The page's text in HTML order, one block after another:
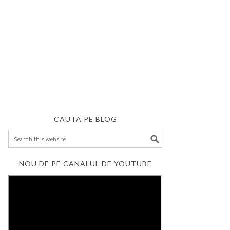
CAUTA PE BLOG
NOU DE PE CANALUL DE YOUTUBE